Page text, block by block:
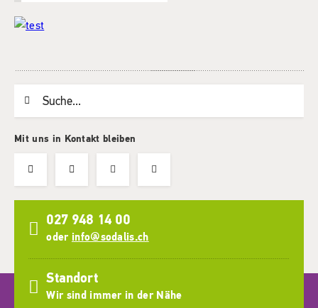
Suchwort
Mit uns in Kontakt bleiben
027 948 14 00
oder info@sodalis.ch
Standort
Wir sind immer in der Nähe